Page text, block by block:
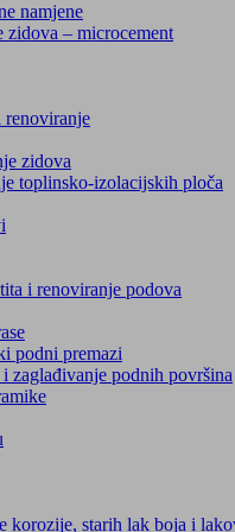
namjene
zidova – microcement
renoviranje
zidova
toplinsko-izolacijskih ploča
i renoviranje podova
podni premazi
zaglađivanje podnih površina
korozije, starih lak boja i